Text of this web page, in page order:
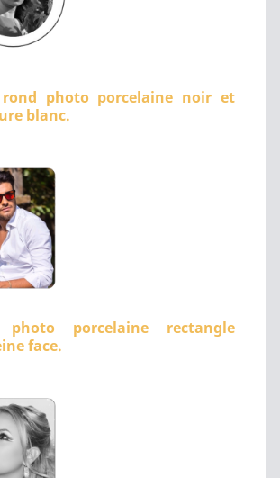
photo porcelaine noir et
blanc.
photo porcelaine rectangle
face.